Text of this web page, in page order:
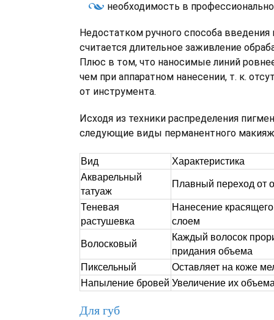
необходимость в
Недостатком ручного способа введения
считается длительное заживление
Плюс в том, что наносимые линий
чем при аппаратном нанесении, т. к.
от инструмента.
Исходя из техники распределения
следующие виды перманентного
Вид
Характеристика
Акварельный
татуаж
Плавный переход от
Теневая
растушевка
Нанесение
слоем
Волосковый
Каждый волосок
придания объема
Пиксельный
Оставляет на коже
Напыление бровей Увеличение их
Для губ